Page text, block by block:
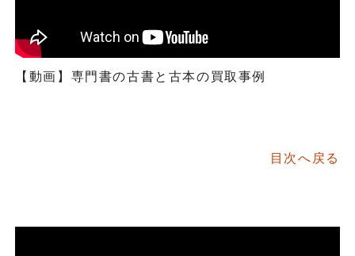
【動画】専門書の古書と古本の買取事例
目次へ戻る